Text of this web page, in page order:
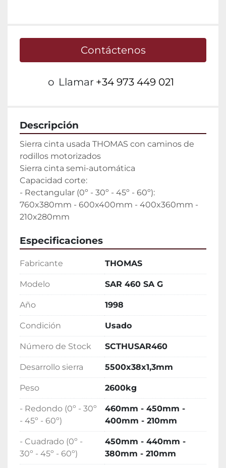
Contáctenos
o Llamar +34 973 449 021
Descripción
Sierra cinta usada THOMAS con caminos de
rodillos motorizados
Sierra cinta semi-automática
Capacidad corte:
- Rectangular (0º - 30º - 45º - 60º):
760x380mm - 600x400mm - 400x360mm -
210x280mm
Especificaciones
Fabricante THOMAS
Modelo SAR 460 SA G
Año 1998
Condición Usado
Número de Stock SCTHUSAR460
Desarrollo sierra 5500x38x1,3mm
Peso 2600kg
- Redondo (0º - 30º
- 45º - 60º)
460mm - 450mm -
400mm - 210mm
- Cuadrado (0º -
30º - 45º - 60º)
450mm - 440mm -
380mm - 210mm